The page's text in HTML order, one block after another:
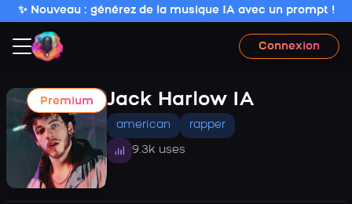
✨ Nouveau : générez de la musique IA avec un prompt !
Connexion
Premium Jack Harlow IA
american rapper
9.3k uses